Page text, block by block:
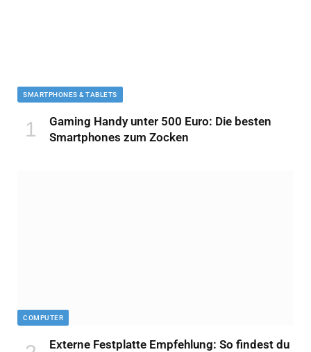
SMARTPHONES & TABLETS
Gaming Handy unter 500 Euro: Die besten
Smartphones zum Zocken
COMPUTER
Externe Festplatte Empfehlung: So findest du